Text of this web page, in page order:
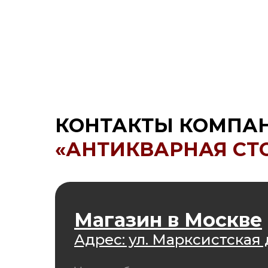
КОНТАКТЫ
«АНТИКВАРНАЯ
Магазин в Москве
Адрес: ул. Марксистская